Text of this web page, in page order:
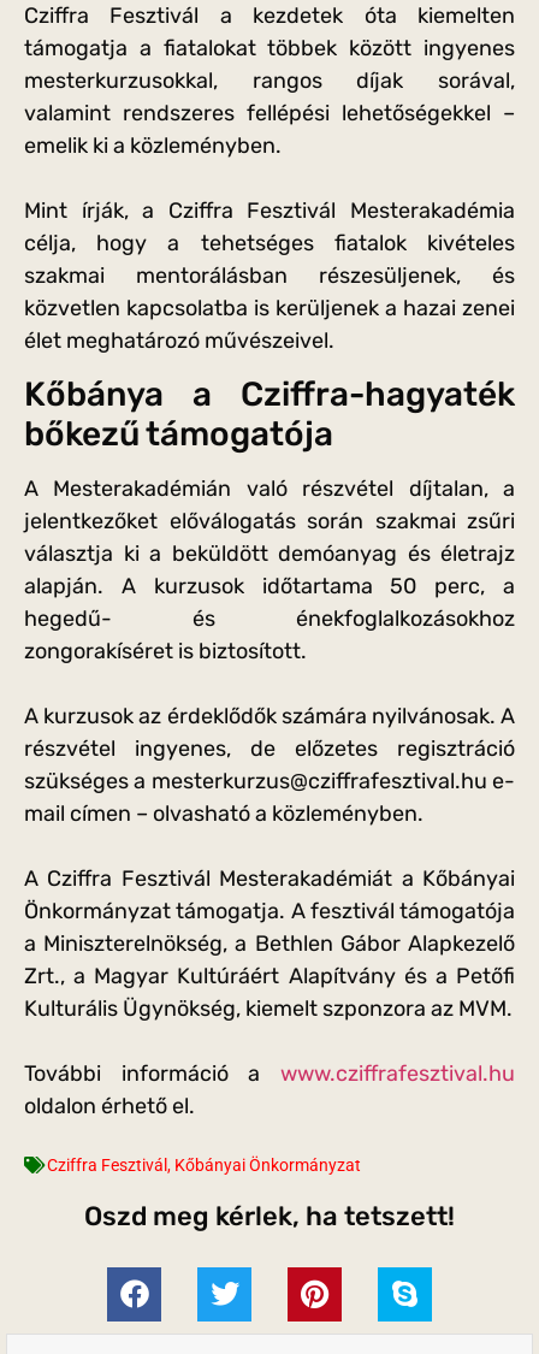
Cziffra Fesztivál a kezdetek óta kiemelten
támogatja a fiatalokat többek között ingyenes
mesterkurzusokkal, rangos díjak sorával,
valamint rendszeres fellépési lehetőségekkel –
emelik ki a közleményben.
Mint írják, a Cziffra Fesztivál Mesterakadémia
célja, hogy a tehetséges fiatalok kivételes
szakmai mentorálásban részesüljenek, és
közvetlen kapcsolatba is kerüljenek a hazai zenei
élet meghatározó művészeivel.
Kőbánya a Cziffra-hagyaték
bőkezű támogatója
A Mesterakadémián való részvétel díjtalan, a
jelentkezőket előválogatás során szakmai zsűri
választja ki a beküldött demóanyag és életrajz
alapján. A kurzusok időtartama 50 perc, a
hegedű- és énekfoglalkozásokhoz
zongorakíséret is biztosított.
A kurzusok az érdeklődők számára nyilvánosak. A
részvétel ingyenes, de előzetes regisztráció
szükséges a mesterkurzus@cziffrafesztival.hu e-
mail címen – olvasható a közleményben.
A Cziffra Fesztivál Mesterakadémiát a Kőbányai
Önkormányzat támogatja. A fesztivál támogatója
a Miniszterelnökség, a Bethlen Gábor Alapkezelő
Zrt., a Magyar Kultúráért Alapítvány és a Petőfi
Kulturális Ügynökség, kiemelt szponzora az MVM.
További információ a www.cziffrafesztival.hu
oldalon érhető el.
Cziffra Fesztivál , Kőbányai Önkormányzat
Oszd meg kérlek, ha tetszett!